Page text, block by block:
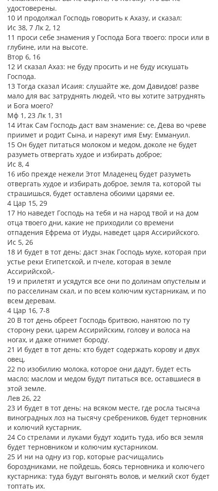
удостоверены.
10 И продолжал Господь говорить к Ахазу, и сказал:
Ис 38, 7 Лк 2, 12
11 проси себе знамения у Господа Бога твоего: проси или в
глубине, или на высоте.
Втор 6, 16
12 И сказал Ахаз: не буду просить и не буду искушать
Господа.
13 Тогда сказал Исаия: слушайте же, дом Давидов! разве
мало для вас затруднять людей, что вы хотите затруднять
и Бога моего?
Мф 1, 23 Лк 1, 31
14 Итак Сам Господь даст вам знамение: се, Дева во чреве
приимет и родит Сына, и нарекут имя Ему: Еммануил.
15 Он будет питаться молоком и медом, доколе не будет
разуметь отвергать худое и избирать доброе;
Ис 8, 4
16 ибо прежде нежели Этот Младенец будет разуметь
отвергать худое и избирать доброе, земля та, которой ты
страшишься, будет оставлена обоими царями ее.
4 Цар 15, 29
17 Но наведет Господь на тебя и на народ твой и на дом
отца твоего дни, какие не приходили со времени
отпадения Ефрема от Иуды, наведет царя Ассирийского.
Ис 5, 26
18 И будет в тот день: даст знак Господь мухе, которая при
устье реки Египетской, и пчеле, которая в земле
Ассирийской,-
19 и прилетят и усядутся все они по долинам опустелым и
по расселинам скал, и по всем колючим кустарникам, и по
всем деревам.
4 Цар 16, 7-8
20 В тот день обреет Господь бритвою, нанятою по ту
сторону реки, царем Ассирийским, голову и волоса на
ногах, и даже отнимет бороду.
21 И будет в тот день: кто будет содержать корову и двух
овец,
22 по изобилию молока, которое они дадут, будет есть
масло; маслом и медом будут питаться все, оставшиеся в
этой земле.
Лев 26, 22
23 И будет в тот день: на всяком месте, где росла тысяча
виноградных лоз на тысячу сребреников, будет терновник
и колючий кустарник.
24 Со стрелами и луками будут ходить туда, ибо вся земля
будет терновником и колючим кустарником.
25 И ни на одну из гор, которые расчищались
бороздниками, не пойдешь, боясь терновника и колючего
кустарника: туда будут выгонять волов, и мелкий скот будет
топтать их.